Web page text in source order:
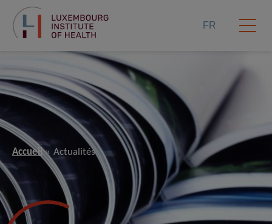
FR
Accueil Actualités